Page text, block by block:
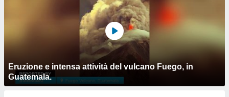
Eruzione e intensa attività del vulcano Fuego, in
Guatemala.